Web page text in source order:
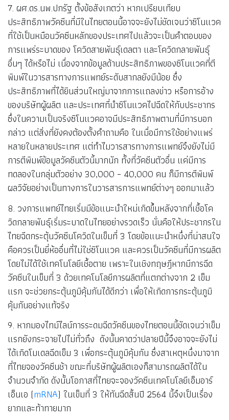
7. ผศ.ดร.นพ.ปกรัฐ ตั้งข้อสังเกตว่า หากเปรียบเทียบ
ประสิทธิภาพวัคซีนที่มีในไทยตอนนี้อาจจะยังไม่ชัดเจนว่าซิโนแวค
ที่ใช้เป็นหมือนวัคซีนหลักของประเทศไปแล้วจะเป็นคำตอบของ
การแพร่ระบาดของ โควิดสายพันธุ์เดลตา และโควิดกลายพันธุ์
อื่นๆ ได้หรือไม่ เนื่องจากข้อมูลด้านประสิทธิภาพของซิโนแวคที่ตี
พิมพ์ในวารสารทางการแพทย์ระดับสากลยังมีน้อย ซึ่ง
ประสิทธิภาพที่ได้ยินส่วนใหญ่มาจากการแถลงข่าว หรือการอ้าง
ของบริษัทผู้ผลิต และประเทศที่นำซิโนแวคไปฉีดให้กับประชากร
ซึ่งในความเป็นจริงซิโนแวคอาจมีประสิทธิภาพตามที่มีการบอก
กล่าว แต่สิ่งที่ยังคงต้องตั้งคำถามคือ ในเมื่อมีการใช้อย่างแพร่
หลายในหลายประเทศ แต่ทำไมวารสารทางการแพทย์จึงยังไม่มี
การตีพิมพ์ข้อมูลวัคซีนตัวนี้มากนัก ทั้งที่วัคซีนตัวอื่น แค่มีการ
ทดลองในกลุ่มตัวอย่าง 30,000 – 40,000 คน ก็มีการตีพิมพ์
ผลวิจัยอย่างเป็นทางการในวารสารการแพทย์ต่างๆ ออกมาแล้ว
8. วงการแพทย์ไทยเริ่มมีข้อแนะนำใหม่เกิดขึ้นหลังจากที่เชื้อโค
วิดกลายพันธุ์เริ่มระบาดในไทยอย่างรวดเร็ว นั่นคือให้ประชากรใน
ไทยฉีดกระตุ้นวัคซีนโควิดในเข็มที่ 3 โดยข้อแนะนำหนึ่งที่น่าสนใจ
คือควรเป็นยี่ห้ออื่นที่ไม่ใช่ซิโนแวค และควรเป็นวัคซีนที่มีการผลิต
โดยไม่ได้ใช้เทคโนโลยีเชื้อตาย เพราะในเชิงทฤษฎีหากมีการฉีด
วัคซีนในเข็มที่ 3 ด้วยเทคโนโลยีการผลิตที่แตกต่างจาก 2 เข็ม
แรก จะช่วยกระตุ้นภูมิคุ้มกันได้ดีกว่า เพื่อให้เกิดการกระตุ้นภูมิ
คุ้มกันอย่างแท้จริง
9. หากมองไทม์ไลน์การระดมฉีดวัคซีนของไทยตอนนี้ชัดเจนว่าเข็ม
แรกยังกระจายไปไม่ทั่วถึง ดังนั้นคาดว่าปลายปีนี้จึงอาจจะยังไม่
ได้เกิดโมเดลฉีดเข็ม 3 เพื่อกระตุ้นภูมิคุ้มกัน ซึ่งสาเหตุหนึ่งมาจาก
ที่ไทยจองวัคซีนช้า ขณะที่บริษัทผู้ผลิตเองก็สามารถผลิตได้ใน
จำนวนจำกัด ดังนั้นโอกาสที่ไทยจะจองวัคซีนเทคโนโลยีเอ็มอาร์
เอ็นเอ (mRNA) ในเข็มที่ 3 ให้ทันฉีดสิ้นปี 2564 นี้จึงเป็นเรื่อง
ยากและท้าทายมาก